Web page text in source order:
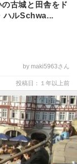
古城と田舎をド
ハルSchwa...
by maki5963さん
投稿日：１年以上前